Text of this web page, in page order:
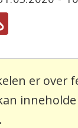
er over